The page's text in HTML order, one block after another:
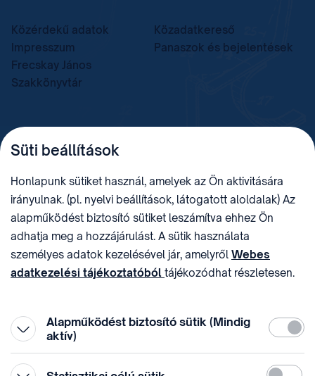
Közérdekű adatok
Közadatkereső
Impresszum
Panaszok és bejelentések
Frecskay János
Szakkönyvtár
TELEFON
+36 (1) 312 4400
sztnh@hipo.gov.hu 15311746-2-42
CÍM
1081 Budapest II. János
Pál pápa tér 7.
HIVATAL RÖVID NEVE
SZTNHOPS, KRID:
174434905
KÖZÖSSÉGI MÉDIA
Süti beállítások
Honlapunk sütiket használ, amelyek az Ön aktivitására
irányulnak. (pl. nyelvi beállítások, látogatott aloldalak) Az
alapműködést biztosító sütiket leszámítva ehhez Ön
adhatja meg a hozzájárulást. A sütik használata
személyes adatok kezelésével jár, amelyről Webes
adatkezelési tájékoztatóból tájékozódhat részletesen.
Alapműködést biztosító sütik (Mindig
aktív)